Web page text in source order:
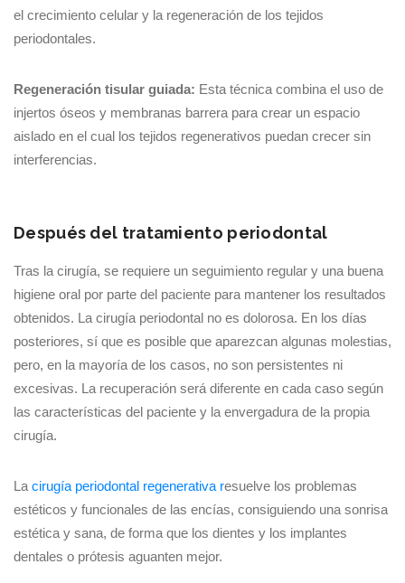
el crecimiento celular y la regeneración de los tejidos
periodontales.
Regeneración tisular guiada: Esta técnica combina el uso de
injertos óseos y membranas barrera para crear un espacio
aislado en el cual los tejidos regenerativos puedan crecer sin
interferencias.
Después del tratamiento periodontal
Tras la cirugía, se requiere un seguimiento regular y una buena
higiene oral por parte del paciente para mantener los resultados
obtenidos. La cirugía periodontal no es dolorosa. En los días
posteriores, sí que es posible que aparezcan algunas molestias,
pero, en la mayoría de los casos, no son persistentes ni
excesivas. La recuperación será diferente en cada caso según
las características del paciente y la envergadura de la propia
cirugía.
La cirugía periodontal regenerativa resuelve los problemas
estéticos y funcionales de las encías, consiguiendo una sonrisa
estética y sana, de forma que los dientes y los implantes
dentales o prótesis aguanten mejor.